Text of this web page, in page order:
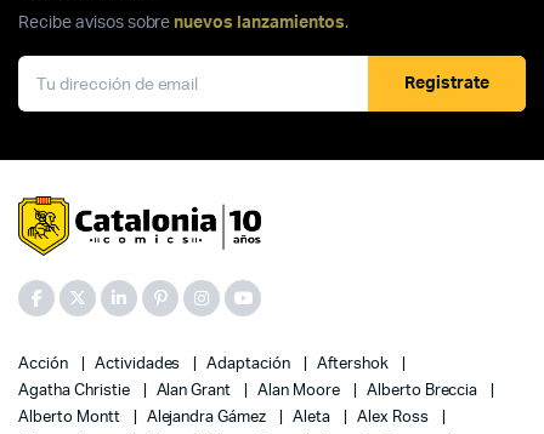
Recibe avisos sobre nuevos lanzamientos.
Registrate
Acción Actividades Adaptación
Aftershok
Agatha Christie
Alan Grant Alan Moore
Alberto Breccia
Alberto Montt
Alejandra Gámez Aleta
Alex Ross